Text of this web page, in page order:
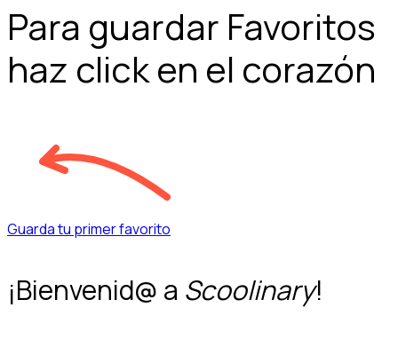
Para guardar Favoritos
haz click en el corazón
Guarda tu primer favorito
¡Bienvenid@ a Scoolinary!